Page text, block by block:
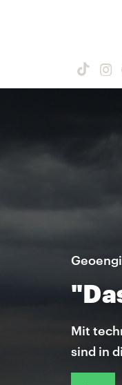
Mit
sind in